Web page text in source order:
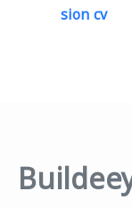
sion cv